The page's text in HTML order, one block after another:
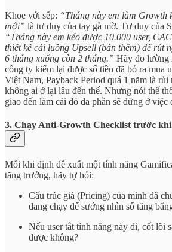
Khoe với sếp: “Tháng này em làm Growth
mới” là tư duy của tay gà mờ. Tư duy của
“Tháng này em kéo được 10.000 user,
thiết kế cái luồng Upsell (bán thêm) để rút
6 tháng xuống còn 2 tháng.” Hãy đo lường
công ty kiếm lại được số tiền đã bỏ ra mua
Việt Nam, Payback Period quá 1 năm là rủi
không ai ở lại lâu đến thế. Nhưng nói thế
giao đến làm cái đó đa phần sẽ dừng ở việc
3. Chạy Anti-Growth Checklist trước
Mỗi khi định đề xuất một tính năng
tăng trưởng, hãy tự hỏi:
Cấu trúc giá (Pricing) của mình đã
đang chạy để sướng nhìn số tăng
Nếu user tắt tính năng này đi, cốt lõi
được không?